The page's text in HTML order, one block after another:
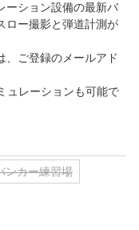
ーション設備の最新バ
ロー撮影と弾道計測が
、ご登録のメールアド
ュレーションも可能で
ンカー練習場